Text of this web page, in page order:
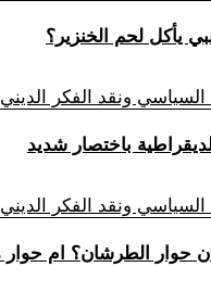
السياسي ونقد الفكر الديني
السياسي ونقد الفكر الديني